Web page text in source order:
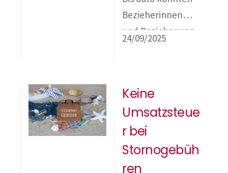
Bezieherinnen
und Bezieher von
Arbeitslosengeld
Österreich bis zur
Geringfügigkeitsgr
enze (im Jahr 2025
= € 551,10 pro
24/09/2025
Keine
Umsatzsteue
r bei
Stornogebüh
ren